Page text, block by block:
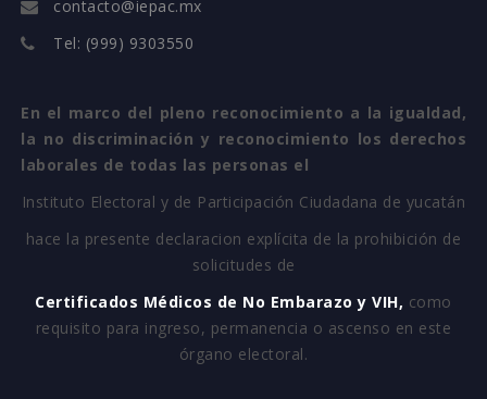
contacto@iepac.mx
Tel: (999) 9303550
En el marco del pleno reconocimiento a la igualdad,
la no discriminación y reconocimiento los derechos
laborales de todas las personas el
Instituto Electoral y de Participación Ciudadana de yucatán
hace la presente declaracion explícita de la prohibición de
solicitudes de
Certificados Médicos de No Embarazo y VIH, como
requisito para ingreso, permanencia o ascenso en este
órgano electoral.